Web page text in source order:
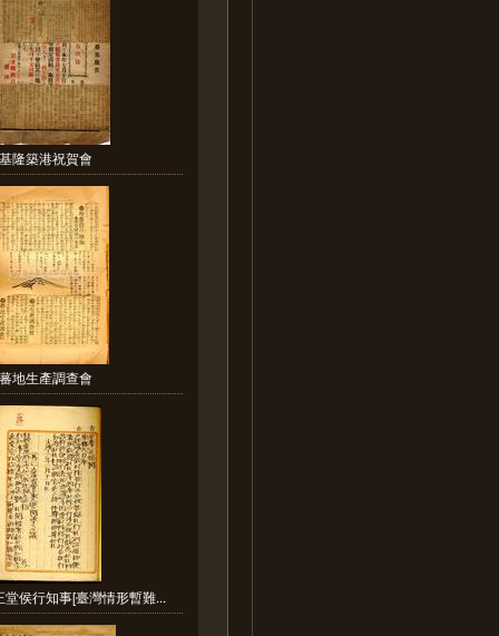
基隆築港祝賀會
蕃地生產調查會
堂侯行知事[臺灣情形暫難...